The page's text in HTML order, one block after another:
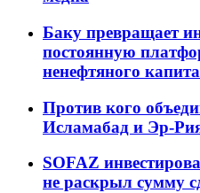
Баку превращает
постоянную
ненефтяного
Против кого
Исламабад и Эр-
SOFAZ
не раскрыл сумму